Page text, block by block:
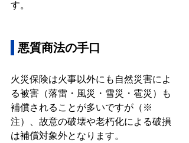
す。
悪質商法の手口
火災保険は火事以外にも自然災害によ
る被害（落雷・風災・雪災・雹災）も
補償されることが多いですが（※
注）、故意の破壊や老朽化による破損
は補償対象外となります。